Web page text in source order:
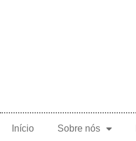
Início Sobre nós